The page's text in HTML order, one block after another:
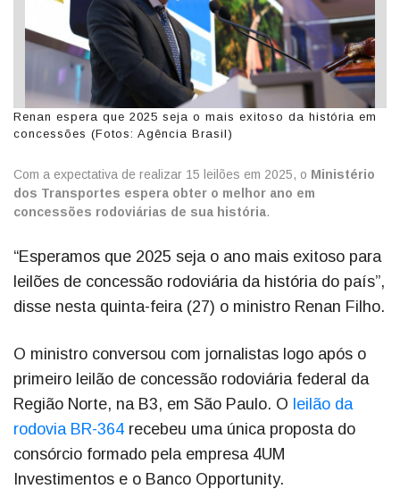
Renan espera que 2025 seja o mais exitoso da história em
concessões (Fotos: Agência Brasil)
Com a expectativa de realizar 15 leilões em 2025, o Ministério
dos Transportes espera obter o melhor ano em
concessões rodoviárias de sua história.
“Esperamos que 2025 seja o ano mais exitoso para
leilões de concessão rodoviária da história do país”,
disse nesta quinta-feira (27) o ministro Renan Filho.
O ministro conversou com jornalistas logo após o
primeiro leilão de concessão rodoviária federal da
Região Norte, na B3, em São Paulo. O leilão da
rodovia BR-364 recebeu uma única proposta do
consórcio formado pela empresa 4UM
Investimentos e o Banco Opportunity.